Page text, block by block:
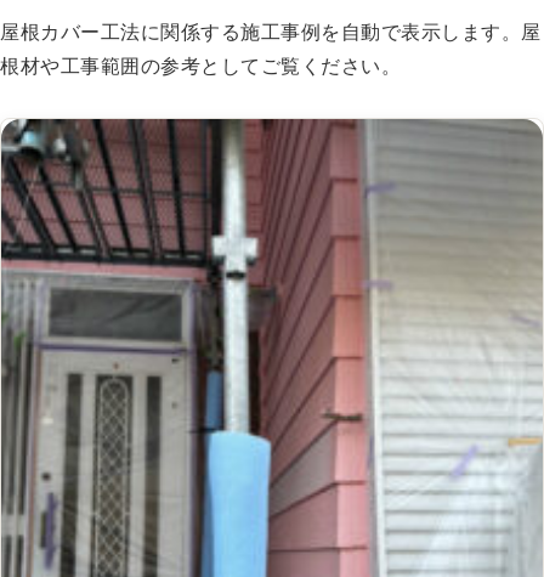
屋根カバー工法に関係する施工事例を自動で表示します。屋
根材や工事範囲の参考としてご覧ください。